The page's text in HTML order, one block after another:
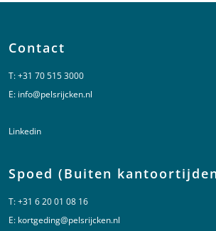
Contact
T:+31 70 515 3000
E: info@pelsrijcken.nl
Linkedin
Spoed (Buiten
T:+31 6 20 01 08 16
E: kortgeding@pelsrijcken.nl